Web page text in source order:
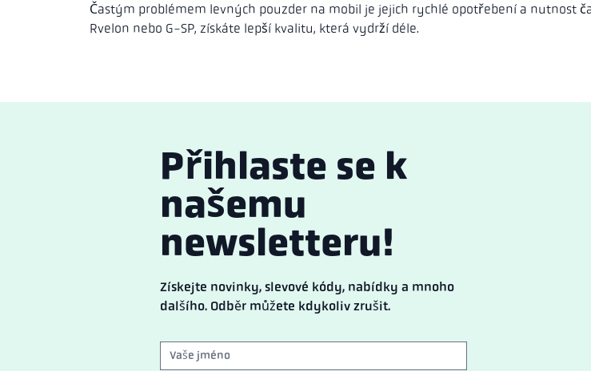
Častým problémem levných pouzder na mobil je jejich rychlé opotřebení a nutnost
Rvelon nebo G-SP, získáte lepší kvalitu, která vydrží déle.
Přihlaste se k
našemu
newsletteru!
Získejte novinky, slevové kódy, nabídky a mnoho
dalšího. Odběr můžete kdykoliv zrušit.